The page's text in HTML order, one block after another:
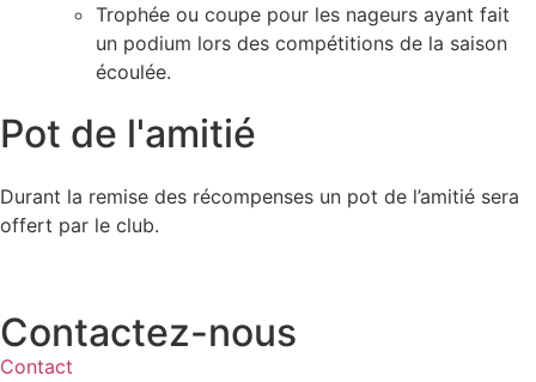
Trophée ou coupe pour les nageurs ayant fait
un podium lors des compétitions de la saison
écoulée.
Pot de l'amitié
Durant la remise des récompenses un pot de l’amitié sera
offert par le club.
Contactez-nous
Contact